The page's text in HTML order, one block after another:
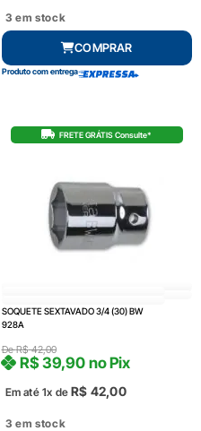
3 em stock
COMPRAR
Produto com entrega
FRETE GRÁTIS Consulte*
SOQUETE SEXTAVADO 3/4 (30) BW
928A
DeR$42,00
Em até 1x de R$ 42,00
R$39,90 no Pix
3 em stock